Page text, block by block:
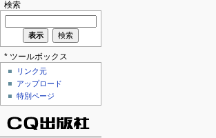
検索
* ツールボックス
リンク元
アップロード
特別ページ